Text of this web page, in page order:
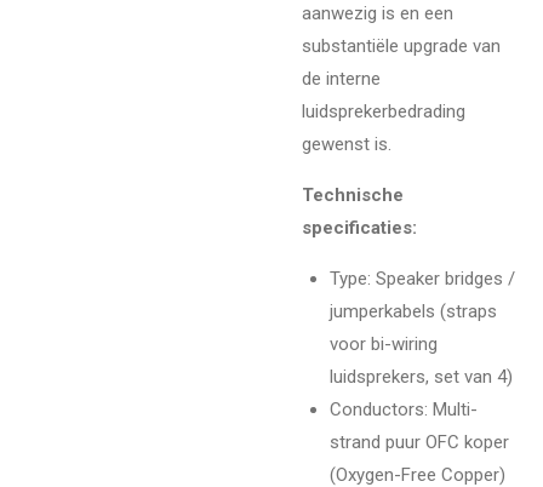
aanwezig is en een
substantiële upgrade van
de interne
luidsprekerbedrading
gewenst is.
Technische
specificaties:
Type: Speaker bridges /
jumperkabels (straps
voor bi-wiring
luidsprekers, set van 4)
Conductors: Multi-
strand puur OFC koper
(Oxygen-Free Copper)